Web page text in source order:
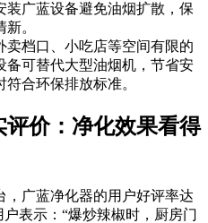
装广蓝设备避免油烟扩散，保
。
卖档口、小吃店等空间有限的
备可替代大型油烟机，节省安
合环保排放标准。
评价：净化效果看得
，广蓝净化器的用户好评率达
户表示：“爆炒辣椒时，厨房门